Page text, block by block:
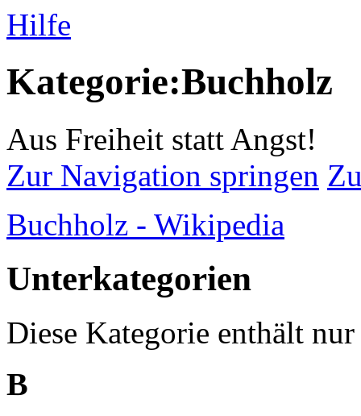
Hilfe
Kategorie:Buchholz
Aus Freiheit statt Angst!
Zur Navigation springen
Buchholz - Wikipedia
Unterkategorien
Diese Kategorie enthält
B